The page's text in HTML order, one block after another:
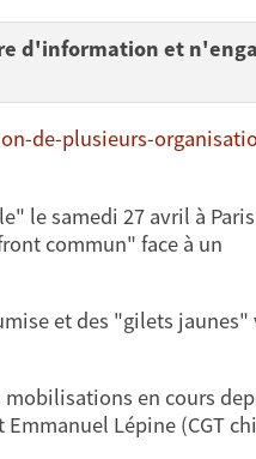
d'information et
de-plusieurs-
le samedi 27 avril à
commun" face à un
et des "gilets
en cours
Lépine (CGT